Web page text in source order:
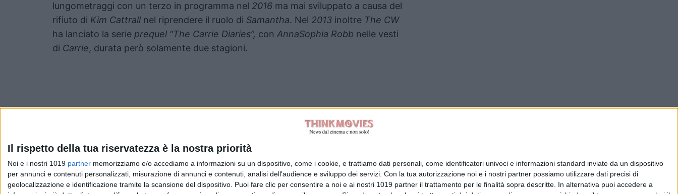
Il rispetto della tua riservatezza è la nostra priorità
Noi e i nostri 1019 partner memorizziamo e/o accediamo a informazioni su un dispositivo, come i cookie, e trattiamo dati personali, come identificatori univoci e informazioni standard inviate da un dispositivo
per annunci e contenuti personalizzati, misurazione di annunci e contenuti, analisi dell'audience e sviluppo dei servizi. Con la tua autorizzazione noi e i nostri partner possiamo utilizzare dati precisi di
geolocalizzazione e identificazione tramite la scansione del dispositivo. Puoi fare clic per consentire a noi e ai nostri 1019 partner il trattamento per le finalità sopra descritte. In alternativa puoi accedere a
lungometraggi con un terzo in programma nel 2016 ma mai sviluppato a causa del
rifiuto di Kim Cattrall nel riprendere il ruolo di Samantha. Nel 2013 inoltre The CW
ha lanciato la serie prequel “The Carrie Diaries”, con AnnaSophia Robb nelle vesti
di Carrie, durata però solamente due stagioni.
Pubblicato Luglio 11, 2021inSerie e Tv News
daEmanuela Giuliani
Tag: